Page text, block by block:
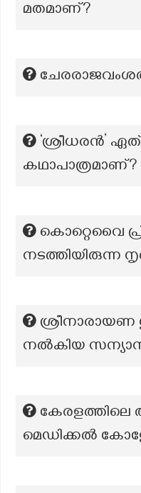
മതമാണ്?
‘ശ്രീധരൻ’
കഥാപാത്രമാണ്?
കൊറ്റെവൈ
നടത്തിയിരുന്ന
ശ്രീനാരായണ
നൽകിയ
കേരളത്തിലെ
മെഡിക്കൽ